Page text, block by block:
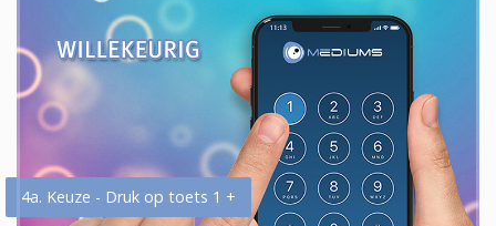
4a. Keuze - Druk op toets 1 +